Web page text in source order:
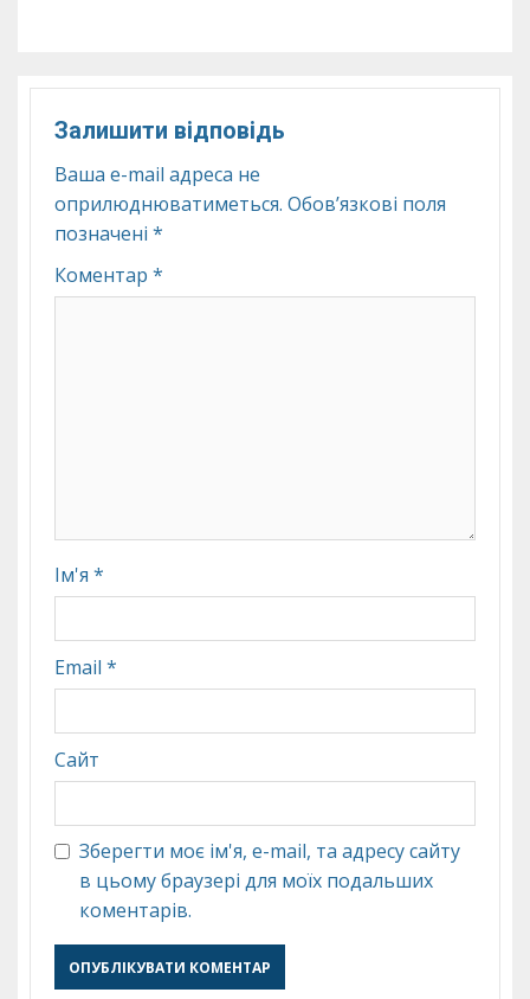
Залишити відповідь
Ваша e-mail адреса не
оприлюднюватиметься. Обов’язкові поля
позначені *
Коментар *
Ім'я *
Email *
Сайт
Зберегти моє ім'я, e-mail, та адресу сайту
в цьому браузері для моїх подальших
коментарів.